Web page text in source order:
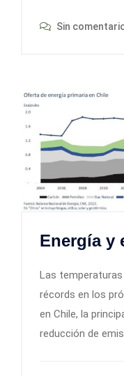
Sin
Energía y
Las
récords en los
en Chile, la
reducción de